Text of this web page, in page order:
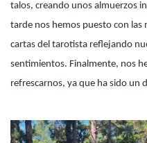
talos, creando unos almuerzos
tarde nos hemos puesto con
cartas del tarotista reflejando
sentimientos. Finalmente, nos
refrescarnos, ya que ha sido un